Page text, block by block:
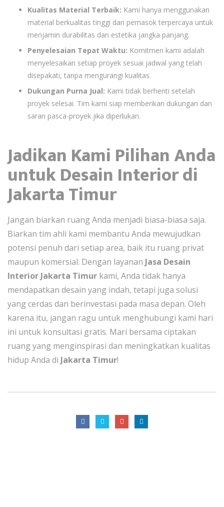
Kualitas Material Terbaik: Kami hanya menggunakan
material berkualitas tinggi dari pemasok terpercaya untuk
menjamin durabilitas dan estetika jangka panjang.
Penyelesaian Tepat Waktu: Komitmen kami adalah
menyelesaikan setiap proyek sesuai jadwal yang telah
disepakati, tanpa mengurangi kualitas.
Dukungan Purna Jual: Kami tidak berhenti setelah
proyek selesai. Tim kami siap memberikan dukungan dan
saran pasca-proyek jika diperlukan.
Jadikan Kami Pilihan Anda
untuk Desain Interior di
Jakarta Timur
Jangan biarkan ruang Anda menjadi biasa-biasa saja.
Biarkan tim ahli kami membantu Anda mewujudkan
potensi penuh dari setiap area, baik itu ruang privat
maupun komersial. Dengan layanan Jasa Desain
Interior Jakarta Timur kami, Anda tidak hanya
mendapatkan desain yang indah, tetapi juga solusi
yang cerdas dan berinvestasi pada masa depan. Oleh
karena itu, jangan ragu untuk menghubungi kami hari
ini untuk konsultasi gratis. Mari bersama ciptakan
ruang yang menginspirasi dan meningkatkan kualitas
hidup Anda di Jakarta Timur!